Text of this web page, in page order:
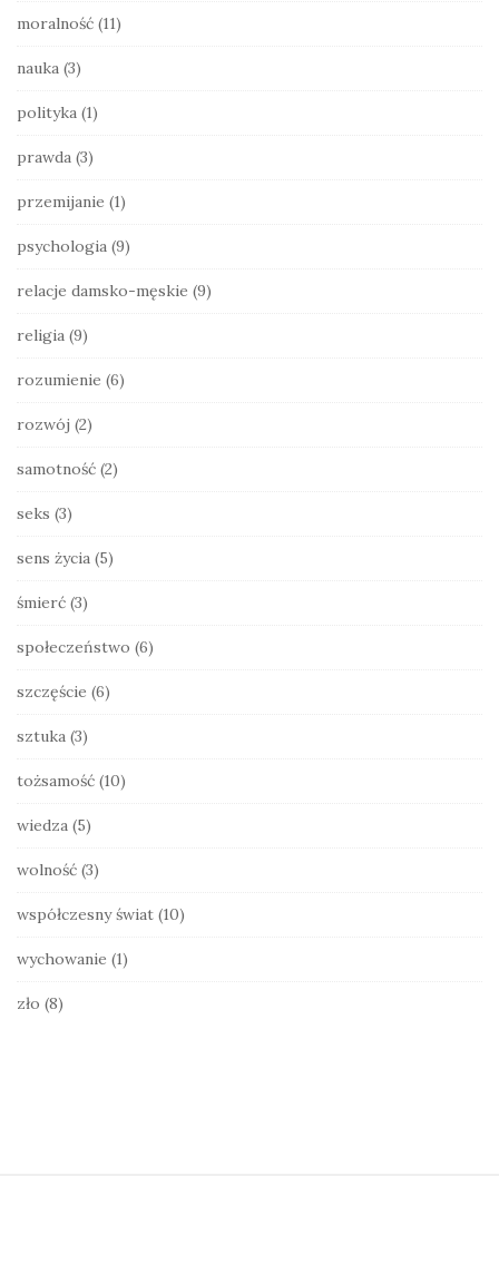
moralność (11)
nauka (3)
polityka (1)
prawda (3)
przemijanie (1)
psychologia (9)
relacje damsko-męskie (9)
religia (9)
rozumienie (6)
rozwój (2)
samotność (2)
seks (3)
sens życia (5)
śmierć (3)
społeczeństwo (6)
szczęście (6)
sztuka (3)
tożsamość (10)
wiedza (5)
wolność (3)
współczesny świat (10)
wychowanie (1)
zło (8)